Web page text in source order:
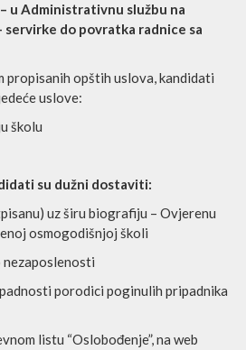
– u Administrativnu službu na
do povratka radnice sa
propisanih opštih uslova, kandidati
uslove:
školu
su dužni dostaviti:
uz širu biografiju – Ovjerenu
osmogodišnjoj školi
nezaposlenosti
porodici poginulih pripadnika
listu “Oslobođenje”, na web